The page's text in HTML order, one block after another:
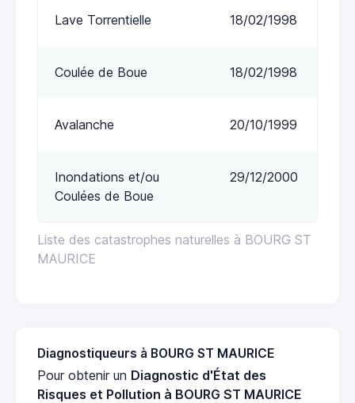
Liste des catastrophes naturelles à BOURG ST
MAURICE
Lave Torrentielle 18/02/1998
Coulée de Boue 18/02/1998
Avalanche 20/10/1999
Inondations et/ou
Coulées de Boue
29/12/2000
Diagnostiqueurs à BOURG ST MAURICE
Pour obtenir un Diagnostic d'État des
Risques et Pollution à BOURG ST MAURICE